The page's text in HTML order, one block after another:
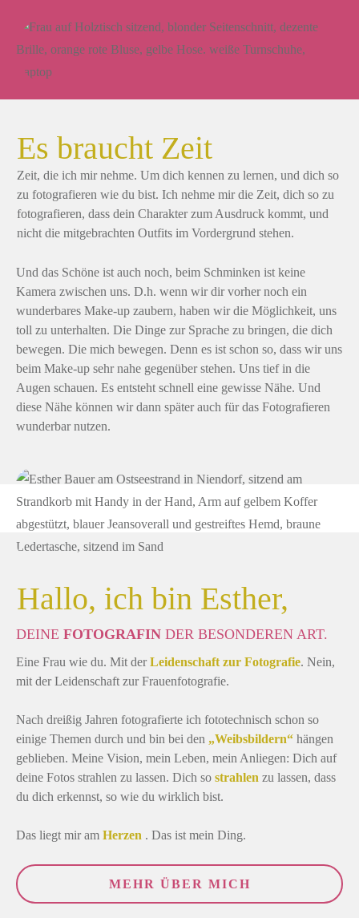
Es braucht Zeit
Zeit, die ich mir nehme. Um dich kennen zu lernen, und dich so
zu fotografieren wie du bist. Ich nehme mir die Zeit, dich so zu
fotografieren, dass dein Charakter zum Ausdruck kommt, und
nicht die mitgebrachten Outfits im Vordergrund stehen.
Und das Schöne ist auch noch, beim Schminken ist keine
Kamera zwischen uns. D.h. wenn wir dir vorher noch ein
wunderbares Make-up zaubern, haben wir die Möglichkeit, uns
toll zu unterhalten. Die Dinge zur Sprache zu bringen, die dich
bewegen. Die mich bewegen. Denn es ist schon so, dass wir uns
beim Make-up sehr nahe gegenüber stehen. Uns tief in die
Augen schauen. Es entsteht schnell eine gewisse Nähe. Und
diese Nähe können wir dann später auch für das Fotografieren
wunderbar nutzen.
Hallo, ich bin Esther,
DEINE FOTOGRAFIN DER BESONDEREN ART.
Eine Frau wie du. Mit derLeidenschaft zur Fotografie. Nein,
mit der Leidenschaft zur Frauenfotografie.
Nach dreißig Jahren fotografierte ich fototechnisch schon so
einige Themen durch und bin bei den „Weibsbildern“ hängen
geblieben. Meine Vision, mein Leben, mein Anliegen: Dich auf
deine Fotos strahlen zu lassen. Dich so strahlen zu lassen, dass
du dich erkennst, so wie du wirklich bist.
Das liegt mir am Herzen . Das ist mein Ding.
MEHR ÜBER MICH